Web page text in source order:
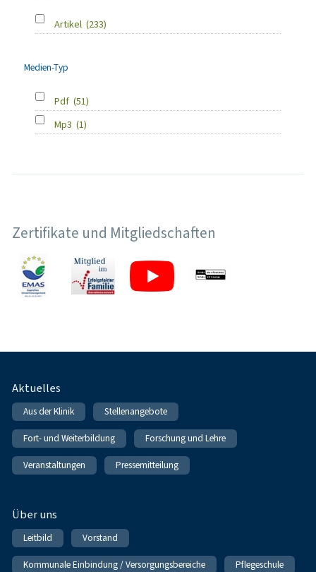
Artikel (233)
Medien-Typ
Pdf (51)
Mp3 (1)
Zertifikate und Mitgliedschaften
Fußnavigation
Aktuelles
Aus der Klinik Stellenangebote
Fort- und Weiterbildung Forschung und Lehre
Veranstaltungen Pressemitteilung
Über uns
Leitbild Vorstand
Kommunale Einbindung / Versorgungsbereiche Pflegeschule